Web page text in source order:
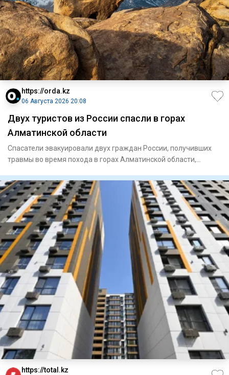
https://orda.kz
06 Августа 2026 20:08
Двух туристов из России спасли в горах
Алматинской области
Спасатели эвакуировали двух граждан России, получивших
травмы во время похода в горах Алматинской области,
https://total.kz